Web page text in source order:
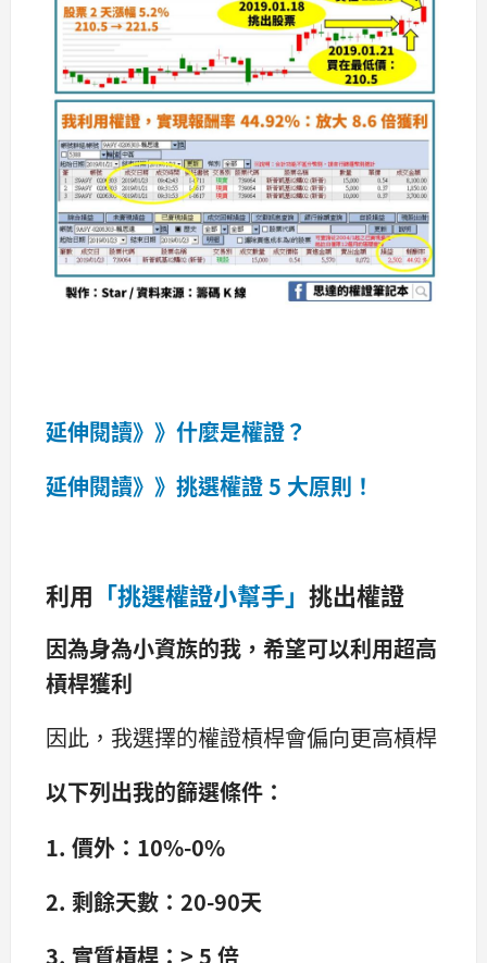
延伸閱讀》》什麼是權證？
延伸閱讀》》挑選權證 5 大原則！
利用 「挑選權證小幫手」 挑出權證
因為身為小資族的我，希望可以利用超高
槓桿獲利
因此，我選擇的權證槓桿會偏向更高槓桿
以下列出我的篩選條件：
1. 價外：10%-0%
2. 剩餘天數：20-90天
3. 實質槓桿：> 5 倍